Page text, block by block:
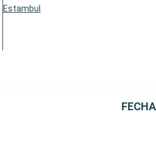
Estambul